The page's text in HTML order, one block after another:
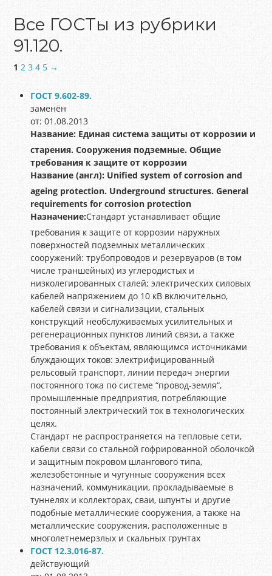
Все ГОСТы из рубрики
91.120.
1 2 3 4 5 →
ГОСТ 9.602-89.
заменён
от: 01.08.2013
Название: Единая система защиты от коррозии и
старения. Сооружения подземные. Общие
требования к защите от коррозии
Название (англ): Unified system of corrosion and
ageing protection. Underground structures. General
requirements for corrosion protection
Назначение:Стандарт устанавливает общие
требования к защите от коррозии наружных
поверхностей подземных металлических
сооружений: трубопроводов и резервуаров (в том
числе траншейных) из углеродистых и
низколегированных сталей; электрических силовых
кабелей напряжением до 10 кВ включительно,
кабелей связи и сигнализации, стальных
конструкций необслуживаемых усилительных и
регенерационных пунктов линий связи, а также
требования к объектам, являющимся источниками
блуждающих токов: электрифицированный
рельсовый транспорт, линии передач энергии
постоянного тока по системе “провод-земля“,
промышленные предприятия, потребляющие
постоянный электрический ток в технологических
целях.
Стандарт не распространяется на тепловые сети,
кабели связи со стальной гофрированной оболочкой
и защитным покровом шлангового типа,
железобетонные и чугунные сооружения всех
назначений, коммуникации, прокладываемые в
туннелях и коллекторах, сваи, шпунты и другие
подобные металлические сооружения, а также на
металлические сооружения, расположенные в
многолетнемерзлых и скальных грунтах
ГОСТ 12.3.016-87.
действующий